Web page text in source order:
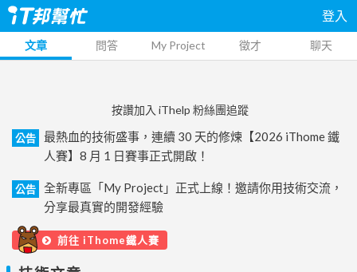
登入
文章 問答 My Project 徵才 聊天
按讚加入 iThelp 粉絲團追蹤
公告
最熱血的技術盛事，連續 30 天的修煉【2026 iThome 鐵
人賽】8 月 1 日賽事正式開啟！
公告
全新專區「My Project」正式上線！邀請你用技術交流，
分享最真實的開發經驗
前往 iThome鐵人賽